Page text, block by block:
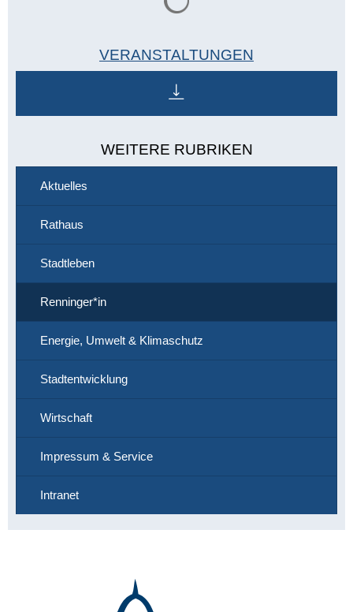
VERANSTALTUNGEN
WEITERE RUBRIKEN
Aktuelles
Rathaus
Stadtleben
Renninger*in
Energie, Umwelt & Klimaschutz
Stadtentwicklung
Wirtschaft
Impressum & Service
Intranet